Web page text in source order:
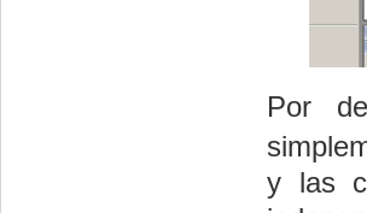
Por
y las